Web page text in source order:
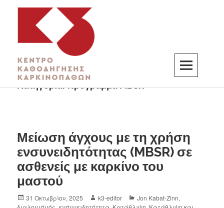
K3
ΚΕΝΤΡΟ ΚΑΘΟΔΗΓΗΣΗΣ ΚΑΡΚΙΝΟΠΑΘΩΝ
Κατηγορία:πρόγραμμα MBSR
Μείωση άγχους με τη χρήση
ενσυνειδητότητας (MBSR) σε
ασθενείς με καρκίνο του
μαστού
31 Οκτωβρίου, 2025 k3-editor Jon Kabat-Zinn,